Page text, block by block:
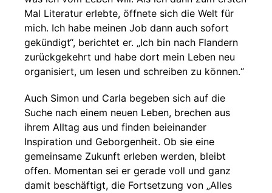
Mal Literatur erlebte, öffnete sich die Welt für
mich. Ich habe meinen Job dann auch sofort
gekündigt“, berichtet er. „Ich bin nach Flandern
zurückgekehrt und habe dort mein Leben neu
organisiert, um lesen und schreiben zu können.“
Auch Simon und Carla begeben sich auf die
Suche nach einem neuen Leben, brechen aus
ihrem Alltag aus und finden beieinander
Inspiration und Geborgenheit. Ob sie eine
gemeinsame Zukunft erleben werden, bleibt
offen. Momentan sei er gerade voll und ganz
damit beschäftigt, die Fortsetzung von „Alles